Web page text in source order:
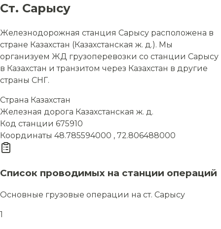
Ст. Сарысу
Железнодорожная станция Сарысу расположена в
стране Казахстан (Казахстанская ж. д.). Мы
организуем ЖД грузоперевозки со станции Сарысу
в Казахстан и транзитом через Казахстан в другие
страны СНГ.
Страна Казахстан
Железная дорога Казахстанская ж. д.
Код станции 675910
Координаты 48.785594000 , 72.806488000
Список проводимых на станции операций
Основные грузовые операции на ст. Сарысу
1